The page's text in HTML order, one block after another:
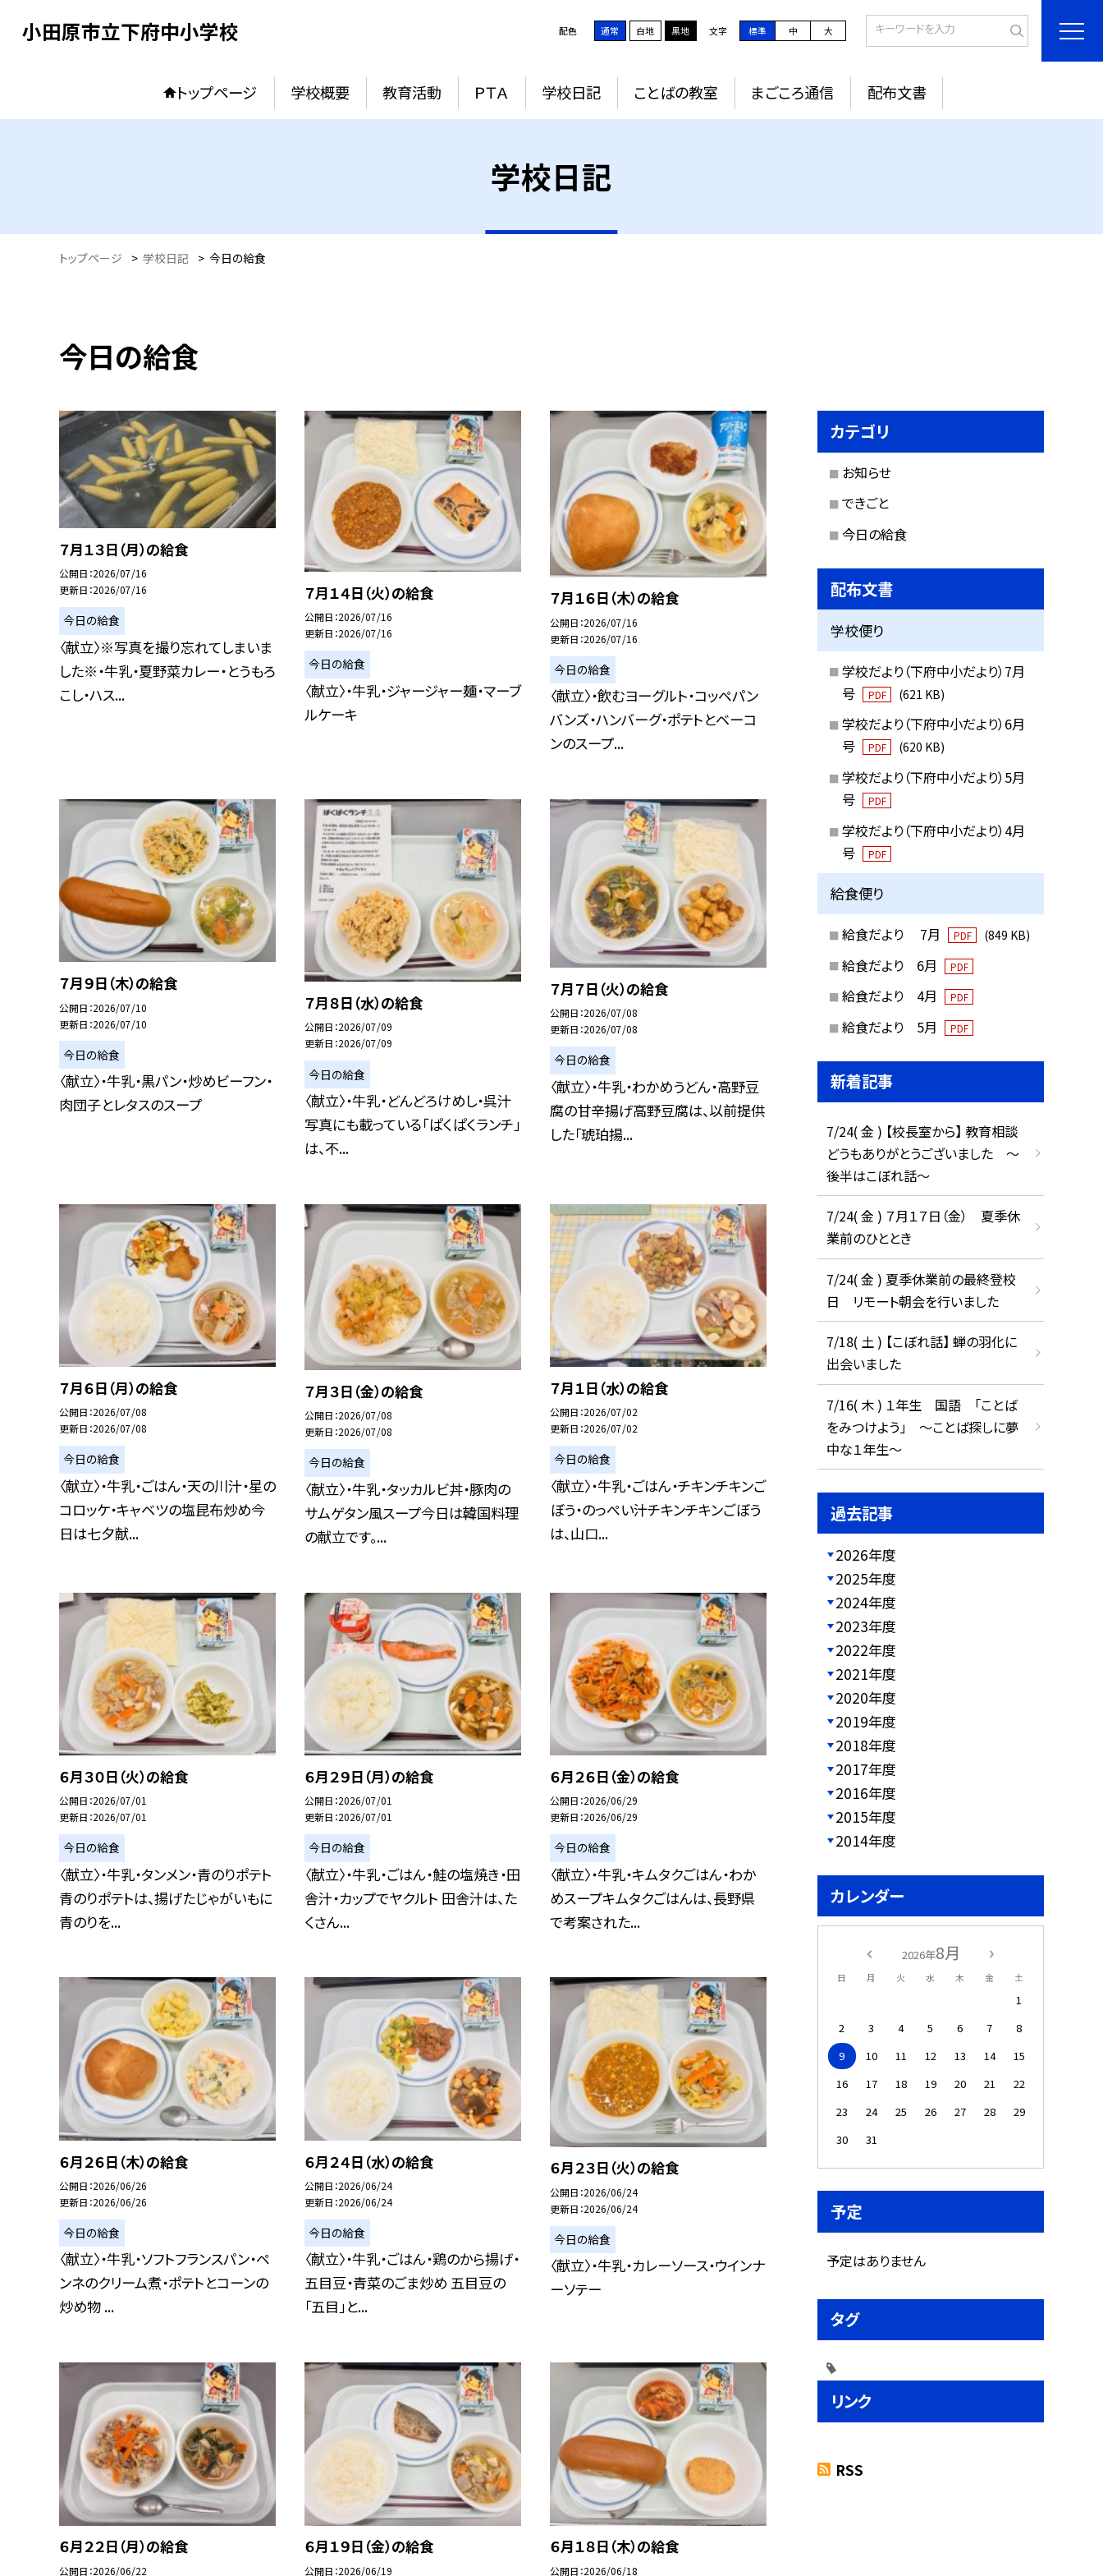
小田原市立下府中小学校 配色 通常 白地 黒地 文字 標準 中 大
トップページ 学校概要 教育活動 ＰＴＡ 学校日記 ことばの教室 まごころ通信 配布文書
学校日記
トップページ > 学校日記 > 今日の給食
今日の給食
７月１３日（月）の給食
公開日 2026/07/16
更新日 2026/07/16
今日の給食
〈献立〉※写真を撮り忘れてしまいま
した※・牛乳・夏野菜カレー・とうもろ
こし・ハス...
７月１４日（火）の給食
公開日 2026/07/16
更新日 2026/07/16
今日の給食
〈献立〉・牛乳・ジャージャー麺・マーブ
ルケーキ
７月１６日（木）の給食
公開日 2026/07/16
更新日 2026/07/16
今日の給食
〈献立〉・飲むヨーグルト・コッペパン
バンズ・ハンバーグ・ポテトとベーコ
ンのスープ...
７月９日（木）の給食
公開日 2026/07/10
更新日 2026/07/10
今日の給食
〈献立〉・牛乳・黒パン・炒めビーフン・
肉団子とレタスのスープ
７月８日（水）の給食
公開日 2026/07/09
更新日 2026/07/09
今日の給食
〈献立〉・牛乳・どんどろけめし・呉汁
写真にも載っている「ぱくぱくランチ」
は、不...
７月７日（火）の給食
公開日 2026/07/08
更新日 2026/07/08
今日の給食
〈献立〉・牛乳・わかめうどん・高野豆
腐の甘辛揚げ高野豆腐は、以前提供
した「琥珀揚...
７月６日（月）の給食
公開日 2026/07/08
更新日 2026/07/08
今日の給食
〈献立〉・牛乳・ごはん・天の川汁・星の
コロッケ・キャベツの塩昆布炒め今
日は七夕献...
７月３日（金）の給食
公開日 2026/07/08
更新日 2026/07/08
今日の給食
〈献立〉・牛乳・タッカルビ丼・豚肉の
サムゲタン風スープ今日は韓国料理
の献立です。...
７月１日（水）の給食
公開日 2026/07/02
更新日 2026/07/02
今日の給食
〈献立〉・牛乳・ごはん・チキンチキンご
ぼう・のっぺい汁チキンチキンごぼう
は、山口...
６月３０日（火）の給食
公開日 2026/07/01
更新日 2026/07/01
今日の給食
〈献立〉・牛乳・タンメン・青のりポテト
青のりポテトは、揚げたじゃがいもに
青のりを...
６月２９日（月）の給食
公開日 2026/07/01
更新日 2026/07/01
今日の給食
〈献立〉・牛乳・ごはん・鮭の塩焼き・田
舎汁・カップでヤクルト 田舎汁は、た
くさん...
６月２６日（金）の給食
公開日 2026/06/29
更新日 2026/06/29
今日の給食
〈献立〉・牛乳・キムタクごはん・わか
めスープキムタクごはんは、長野県
で考案された...
６月２６日（木）の給食
公開日 2026/06/26
更新日 2026/06/26
今日の給食
〈献立〉・牛乳・ソフトフランスパン・ペ
ンネのクリーム煮・ポテトとコーンの
炒め物 ...
６月２４日（水）の給食
公開日 2026/06/24
更新日 2026/06/24
今日の給食
〈献立〉・牛乳・ごはん・鶏のから揚げ・
五目豆・青菜のごま炒め 五目豆の
「五目」と...
６月２３日（火）の給食
公開日 2026/06/24
更新日 2026/06/24
今日の給食
〈献立〉・牛乳・カレーソース・ウインナ
ーソテー
６月２２日（月）の給食
公開日 2026/06/22
６月１９日（金）の給食
公開日 2026/06/19
６月１８日（木）の給食
公開日 2026/06/18
カテゴリ
お知らせ
できごと
今日の給食
配布文書
学校便り
学校だより（下府中小だより）7月
号
PDF (621 KB)
学校だより（下府中小だより）6月
号
PDF (620 KB)
学校だより（下府中小だより）5月
号
PDF
学校だより（下府中小だより）4月
号
PDF
給食便り
給食だより 7月 PDF (849 KB)
給食だより 6月 PDF
給食だより 4月 PDF
給食だより 5月 PDF
新着記事
7/24( 金 ) 【校長室から】 教育相談
どうもありがとうございました ～
後半はこぼれ話～
7/24( 金 ) ７月１７日（金） 夏季休
業前のひととき
7/24( 金 ) 夏季休業前の最終登校
日 リモート朝会を行いました
7/18( 土 ) 【こぼれ話】 蝉の羽化に
出会いました
7/16( 木 ) １年生 国語 「ことば
をみつけよう」 ～ことば探しに夢
中な１年生～
過去記事
2026年度
2025年度
2024年度
2023年度
2022年度
2021年度
2020年度
2019年度
2018年度
2017年度
2016年度
2015年度
2014年度
カレンダー
2026年8月
日 月 火 水 木 金 土
1
2
3 4 5 6 7
8
9
10 11 12 13 14
15
16
17 18 19 20 21
22
23
24 25 26 27 28
29
30
31
予定
予定はありません
タグ
リンク
RSS